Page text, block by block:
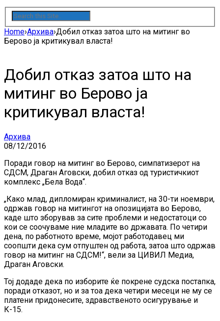
Home›Архива›Добил отказ затоа што на митинг во
Берово ја критикувал власта!
Добил отказ затоа што на
митинг во Берово ја
критикувал власта!
Архива
08/12/2016
Поради говор на митинг во Берово, симпатизерот на
СДСМ, Драган Аговски, добил отказ од туристичкиот
комплекс „Бела Вода“.
„Како млад, дипломиран криминалист, на 30-ти ноември,
одржав говор на митингот на опозицијата во Берово,
каде што зборував за сите проблеми и недостатоци со
кои се соочуваме ние младите во државата. По четири
дена, по работното време, мојот работодавец ми
соопшти дека сум отпуштен од работа, затоа што одржав
говор на митинг на СДСМ!“, вели за ЦИВИЛ Медиа,
Драган Аговски.
Тој додаде дека по изборите ќе покрене судска постапка,
поради отказот, но и за тоа дека четири месеци не му се
платени придонесите, здравственото осигурување и
К-15.